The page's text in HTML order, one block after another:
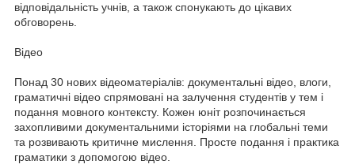
відповідальність учнів, а також спонукають до цікавих
обговорень.
Відео
Понад 30 нових відеоматеріалів: документальні відео, влоги,
граматичні відео спрямовані на залучення студентів у тем і
подання мовного контексту. Кожен юніт розпочинається
захопливими документальними історіями на глобальні теми
та розвивають критичне мислення. Просте подання і практика
граматики з допомогою відео.